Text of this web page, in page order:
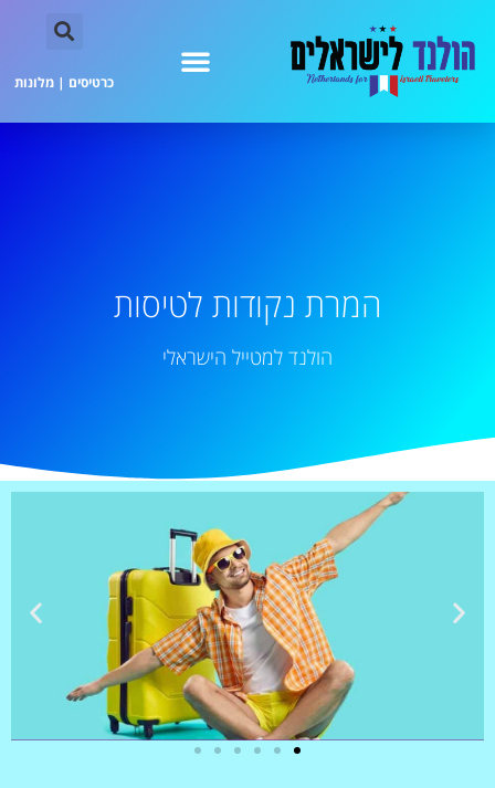
כרטיסים | מלונות
המרת נקודות לטיסות
הולנד למטייל הישראלי